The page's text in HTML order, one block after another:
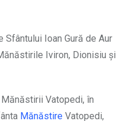
Ioan Gură de Aur
Iviron, Dionisiu și
Vatopedi, în
Mănăstire Vatopedi,